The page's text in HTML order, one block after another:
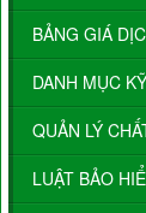
BẢNG GIÁ
DANH MỤC
QUẢN LÝ
LUẬT BẢO